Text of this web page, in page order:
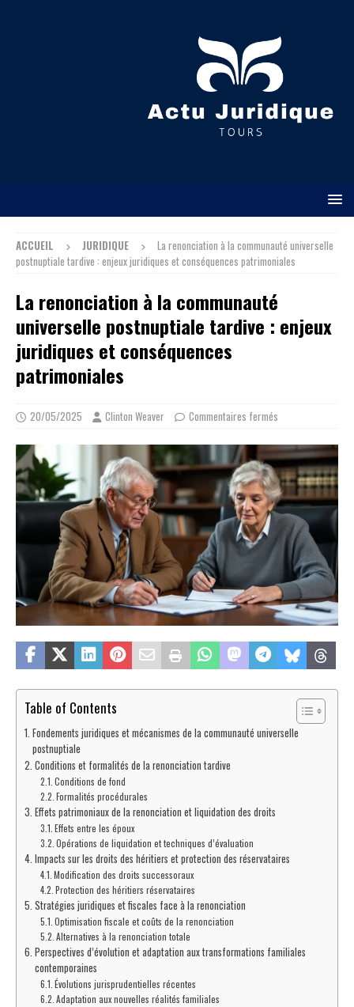
ACCUEIL JURIDIQUE
La renonciation à la communauté universelle
postnuptiale tardive : enjeux juridiques et conséquences patrimoniales
La renonciation à la communauté
universelle postnuptiale tardive : enjeux
juridiques et conséquences
patrimoniales
20/05/2025 Clinton Weaver Commentaires fermés
Table of Contents
Fondements juridiques et mécanismes de la communauté universelle
postnuptiale
Conditions et formalités de la renonciation tardive
Conditions de fond
Formalités procédurales
Effets patrimoniaux de la renonciation et liquidation des droits
Effets entre les époux
Opérations de liquidation et techniques d’évaluation
Impacts sur les droits des héritiers et protection des réservataires
Modification des droits successoraux
Protection des héritiers réservataires
Stratégies juridiques et fiscales face à la renonciation
Optimisation fiscale et coûts de la renonciation
Alternatives à la renonciation totale
Perspectives d’évolution et adaptation aux transformations familiales
contemporaines
Évolutions jurisprudentielles récentes
Adaptation aux nouvelles réalités familiales